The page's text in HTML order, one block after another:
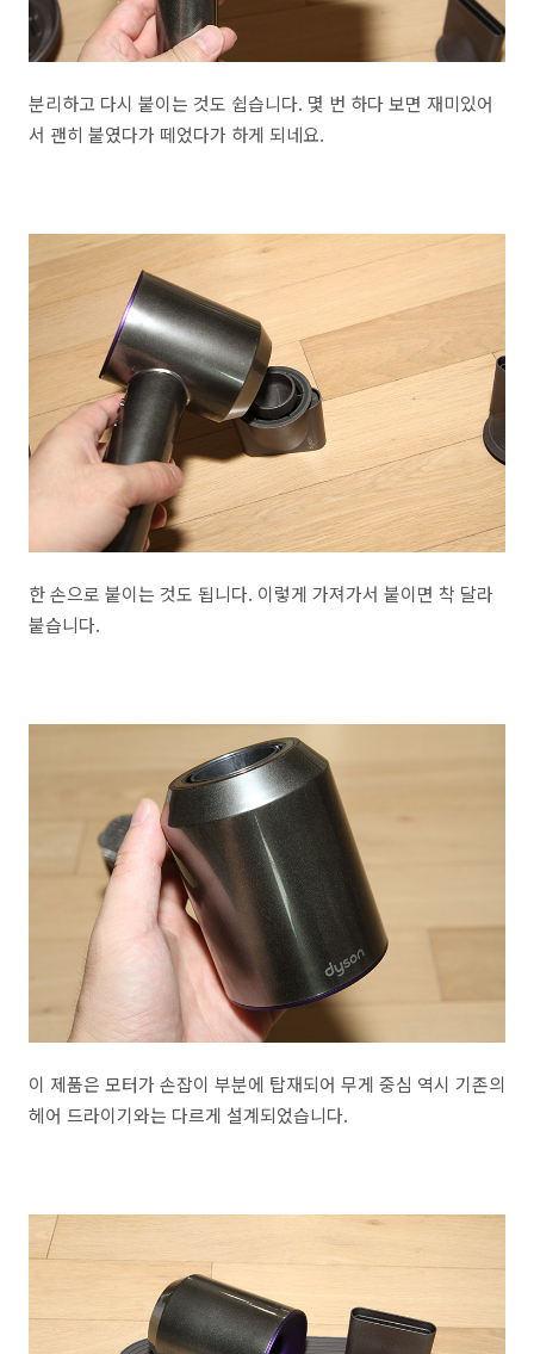
분리하고 다시 붙이는 것도 쉽습니다. 몇 번 하다 보면 재미있어
서 괜히 붙였다가 떼었다가 하게 되네요.
한 손으로 붙이는 것도 됩니다. 이렇게 가져가서 붙이면 착 달라
붙습니다.
이 제품은 모터가 손잡이 부분에 탑재되어 무게 중심 역시 기존의
헤어 드라이기와는 다르게 설계되었습니다.